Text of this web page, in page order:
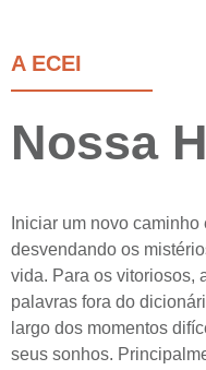
A ECEI
Nossa
Iniciar um novo
desvendando os
vida. Para os vitoriosos,
palavras fora do
largo dos momentos
seus sonhos.